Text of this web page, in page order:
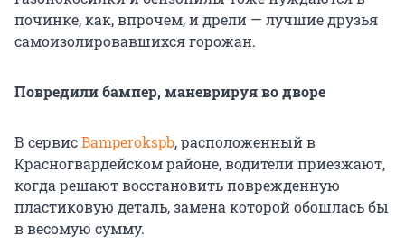
починке, как, впрочем, и дрели — лучшие друзья
самоизолировавшихся горожан.
Повредили бампер, маневрируя во дворе
В сервисBamperokspb, расположенный в
Красногвардейском районе, водители приезжают,
когда решают восстановить поврежденную
пластиковую деталь, замена которой обошлась бы
в весомую сумму.